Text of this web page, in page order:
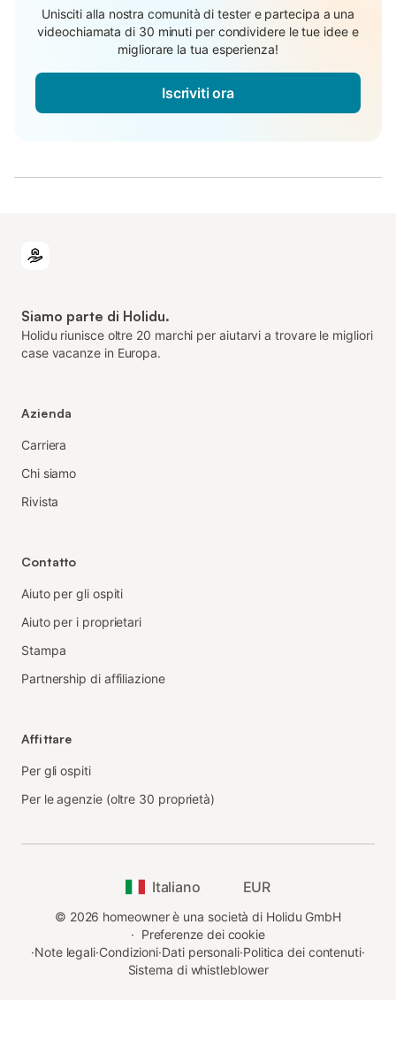
Unisciti alla nostra comunità di tester e partecipa a una
videochiamata di 30 minuti per condividere le tue idee e
migliorare la tua esperienza!
Iscriviti ora
Siamo parte di Holidu.
Holidu riunisce oltre 20 marchi per aiutarvi a trovare le migliori
case vacanze in Europa.
Azienda
Carriera
Chi siamo
Rivista
Contatto
Aiuto per gli ospiti
Aiuto per i proprietari
Stampa
Partnership di affiliazione
Affittare
Per gli ospiti
Per le agenzie (oltre 30 proprietà)
Italiano EUR
© 2026 homeowner è una società di Holidu GmbH
· Preferenze dei cookie
·Note legali·Condizioni·Dati personali·Politica dei contenuti·
Sistema di whistleblower